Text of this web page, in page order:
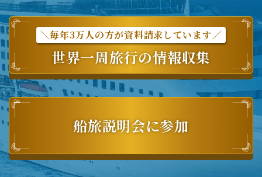
＼毎年3万人の方が資料請求しています／
世界一周旅行の情報収集
船旅説明会に参加